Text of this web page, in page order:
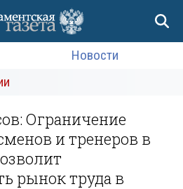
Новости
Ограничение
и тренеров в
рынок труда в